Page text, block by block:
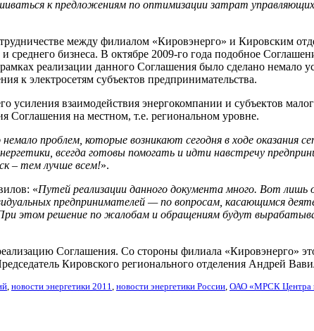
к предложениям по оптимизации затрат
между филиалом «Кировэнерго» и
среднего бизнеса. В октябре 2009-го года подобное
данного Соглашения было сделано немало
к электросетям субъектов предпринимательства.
усиления взаимодействия энергокомпании и субъектов
на местном, т.е. региональном уровне.
проблем, которые возникают сегодня в ходе оказания
всегда готовы помогать и идти навстречу
– тем лучше всем!».
«Путей реализации данного документа много. Вот лишь
предпринимателей — по вопросам, касающимся
этом решение по жалобам и обращениям будут
Соглашения. Со стороны филиала «Кировэнерго»
Кировского регионального отделения Андрей
, новости энергетики 2011, новости энергетики России, ОАО «МРСК Центра